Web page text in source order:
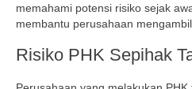
memahami potensi risiko sejak
membantu perusahaan
Risiko PHK Sepihak